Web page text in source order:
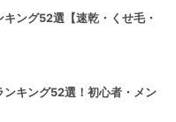
ング52選【速乾・くせ毛・
キング52選！初心者・メン